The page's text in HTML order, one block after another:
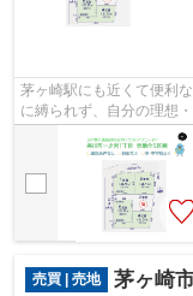
茅ヶ崎駅にも近くて便利
に縛られず、自分の理想
る「建築条件なし」の売地
売買 | 売地 茅ヶ崎市